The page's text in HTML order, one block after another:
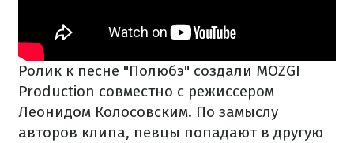
Ролик к песне "Полюбэ" создали MOZGI
Production совместно с режиссером
Леонидом Колосовским. По замыслу
авторов клипа, певцы попадают в другую